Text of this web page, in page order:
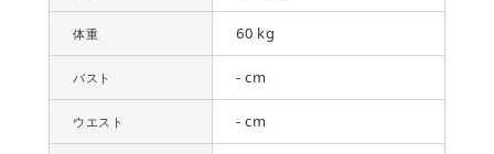
体重 60 kg
バスト - cm
ウエスト - cm